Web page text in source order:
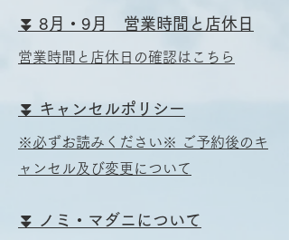
⏬ 8月・9月 営業時間と店休日
営業時間と店休日の確認はこちら
⏬ キャンセルポリシー
※必ずお読みください※ ご予約後のキ
ャンセル及び変更について
​⏬ ノミ・マダニについて